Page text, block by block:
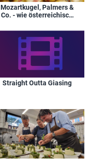
Mozartkugel, Palmers &
Co. - wie österreichisch
wirklich?
Straight Outta Giasing